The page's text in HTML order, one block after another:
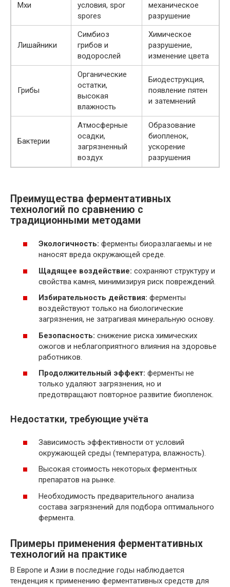
Мхи
условия, spor
spores
механическое
разрушение
Лишайники
Симбиоз
грибов и
водорослей
Химическое
разрушение,
изменение цвета
Грибы
Органические
остатки,
высокая
влажность
Биодеструкция,
появление пятен
и затемнений
Бактерии
Атмосферные
осадки,
загрязненный
воздух
Образование
биопленок,
ускорение
разрушения
Преимущества ферментативных
технологий по сравнению с
традиционными методами
Экологичность: ферменты биоразлагаемы и не
наносят вреда окружающей среде.
Щадящее воздействие: сохраняют структуру и
свойства камня, минимизируя риск повреждений.
Избирательность действия: ферменты
воздействуют только на биологические
загрязнения, не затрагивая минеральную основу.
Безопасность: снижение риска химических
ожогов и неблагоприятного влияния на здоровье
работников.
Продолжительный эффект: ферменты не
только удаляют загрязнения, но и
предотвращают повторное развитие биопленок.
Недостатки, требующие учёта
Зависимость эффективности от условий
окружающей среды (температура, влажность).
Высокая стоимость некоторых ферментных
препаратов на рынке.
Необходимость предварительного анализа
состава загрязнений для подбора оптимального
фермента.
Примеры применения ферментативных
технологий на практике
В Европе и Азии в последние годы наблюдается
тенденция к применению ферментативных средств для